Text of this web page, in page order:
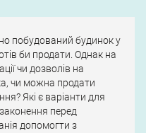
побудований будинок у
би продати. Однак на
чи дозволів на
чи можна продати
Які є варіанти для
перед
допомогти з